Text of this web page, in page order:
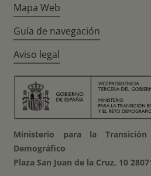
Mapa Web
Guía de navegación
Aviso legal
Ministerio para la
Demográfico
Plaza San Juan de la Cruz, 10